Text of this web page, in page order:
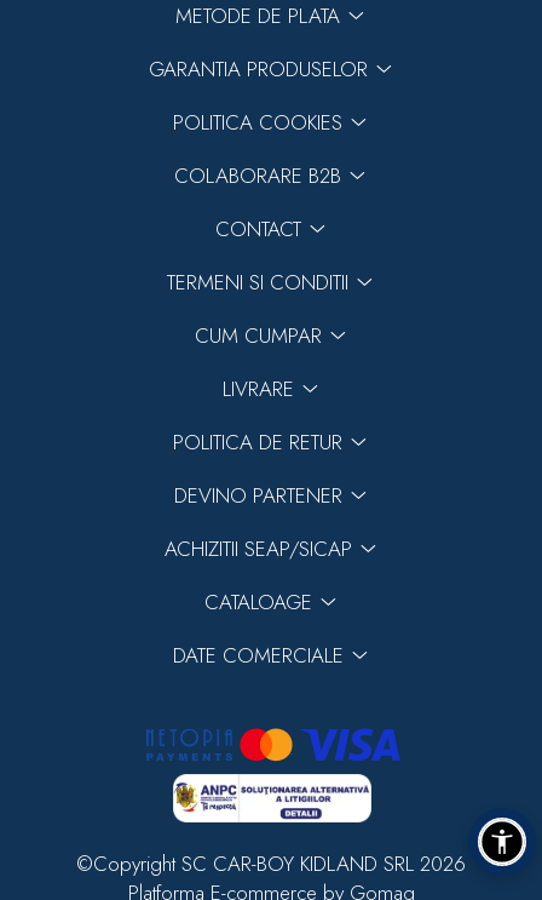
METODE DE PLATA
GARANTIA PRODUSELOR
POLITICA COOKIES
COLABORARE B2B
CONTACT
TERMENI SI CONDITII
CUM CUMPAR
LIVRARE
POLITICA DE RETUR
DEVINO PARTENER
ACHIZITII SEAP/SICAP
CATALOAGE
DATE COMERCIALE
©Copyright SC CAR-BOY KIDLAND SRL 2026
Platforma E-commerce by Gomag